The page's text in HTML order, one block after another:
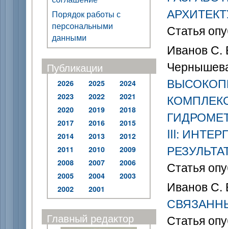
Порядок работы с
персональными
данными
Публикации
2026 2025
2024
2023
2022
2021
2020
2019
2018
2017
2016
2015
2014
2013
2012
2011
2010
2009
2008
2007
2006
2005
2004
2003
2002
2001
Главный редактор
Статья
Иванов С.
III:
Статья
Иванов
Статья